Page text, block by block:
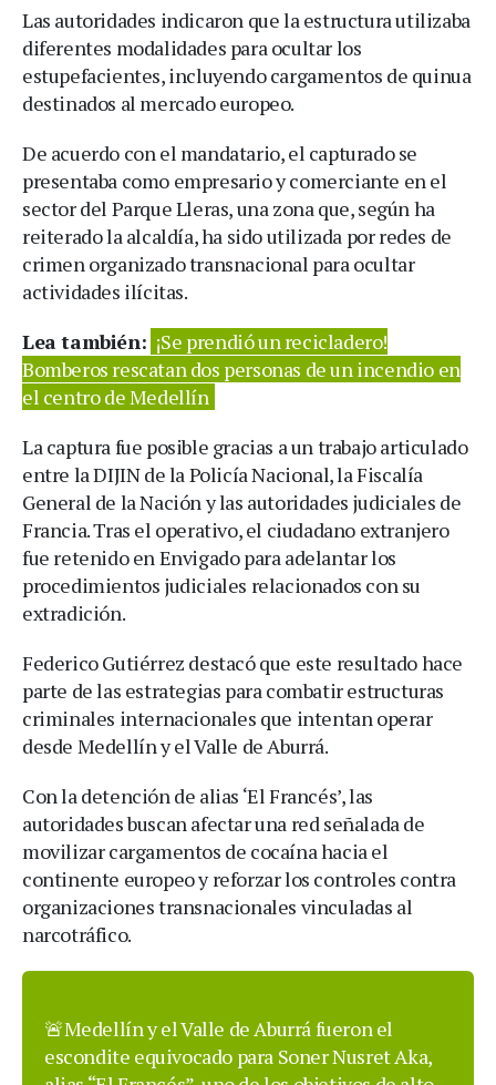
Las autoridades indicaron que la estructura utilizaba
diferentes modalidades para ocultar los
estupefacientes, incluyendo cargamentos de quinua
destinados al mercado europeo.
De acuerdo con el mandatario, el capturado se
presentaba como empresario y comerciante en el
sector del Parque Lleras, una zona que, según ha
reiterado la alcaldía, ha sido utilizada por redes de
crimen organizado transnacional para ocultar
actividades ilícitas.
Lea también: ¡Se prendió un recicladero!
Bomberos rescatan dos personas de un incendio en
el centro de Medellín
La captura fue posible gracias a un trabajo articulado
entre la DIJIN de la Policía Nacional, la Fiscalía
General de la Nación y las autoridades judiciales de
Francia. Tras el operativo, el ciudadano extranjero
fue retenido en Envigado para adelantar los
procedimientos judiciales relacionados con su
extradición.
Federico Gutiérrez destacó que este resultado hace
parte de las estrategias para combatir estructuras
criminales internacionales que intentan operar
desde Medellín y el Valle de Aburrá.
Con la detención de alias ‘El Francés’, las
autoridades buscan afectar una red señalada de
movilizar cargamentos de cocaína hacia el
continente europeo y reforzar los controles contra
organizaciones transnacionales vinculadas al
narcotráfico.
🚨Medellín y el Valle de Aburrá fueron el
escondite equivocado para Soner Nusret Aka,